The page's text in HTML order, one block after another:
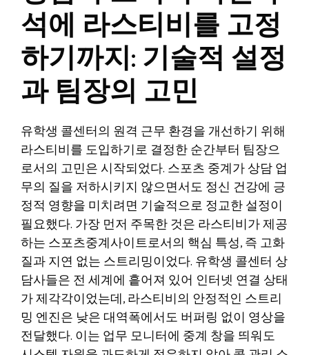
석에 라스티비를 고정
하기까지: 기술적 설정
과 팀장의 고민
유학생 콜센터의 원격 근무 환경을 개선하기 위해
라스티비를 도입하기로 결정한 순간부터 팀장으
로서의 고민은 시작되었다. 스포츠 중계가 상담 업
무의 질을 저하시키지 않으면서도 정신 건강에 긍
정적 영향을 미치려면 기술적으로 정교한 설정이
필요했다. 가장 먼저 주목한 것은 라스티비가 제공
하는 스포츠중계사이트로서의 핵심 특성, 즉 고화
질과 지연 없는 스트리밍이었다. 유학생 콜센터 상
담사들은 전 세계에 흩어져 있어 인터넷 연결 상태
가 제각각이었는데, 라스티비의 안정적인 스트리
밍 엔진은 낮은 대역폭에서도 버퍼링 없이 영상을
전달했다. 이는 업무 모니터에 중계 창을 띄워도